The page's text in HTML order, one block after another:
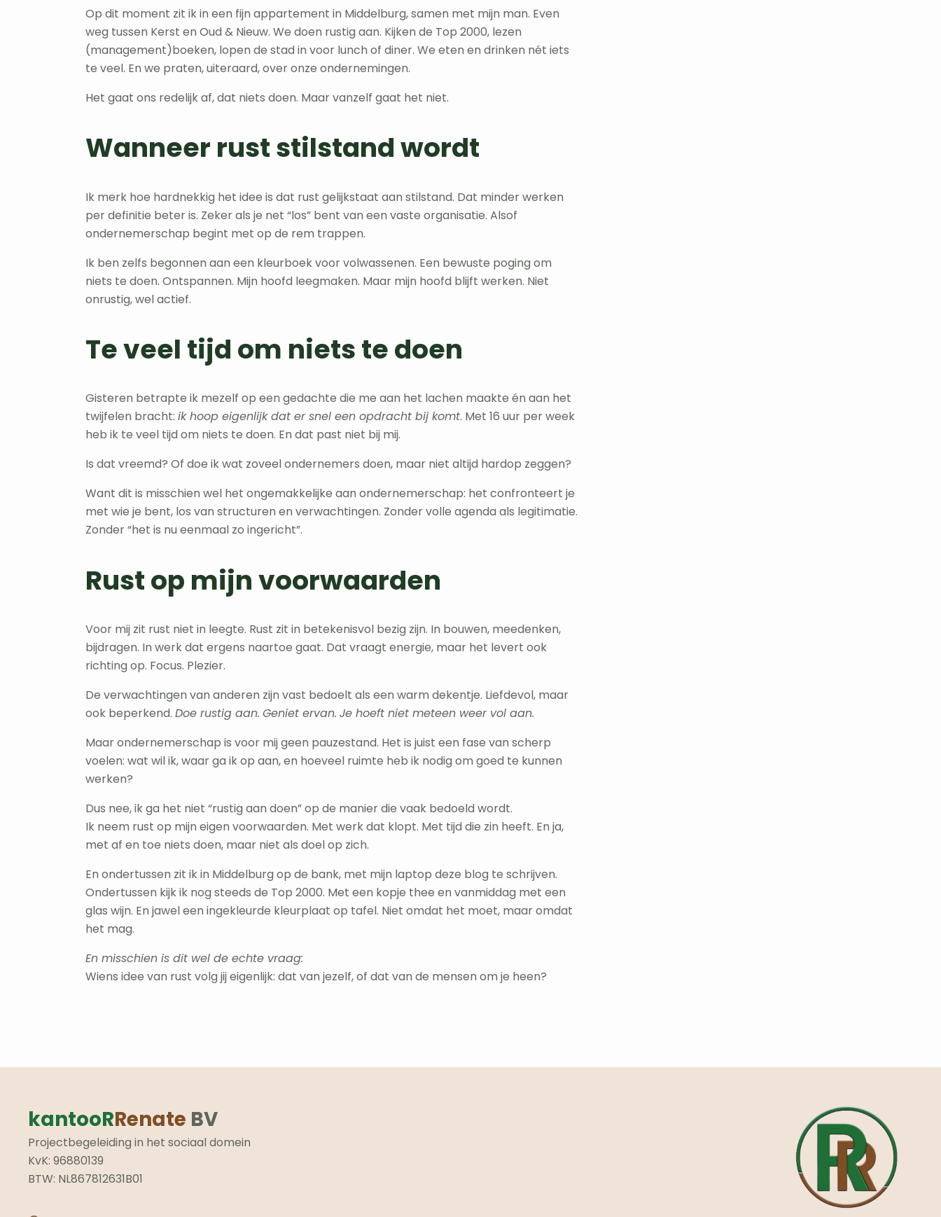
Op dit moment zit ik in een fijn appartement in Middelburg, samen met mijn man. Even
weg tussen Kerst en Oud & Nieuw. We doen rustig aan. Kijken de Top 2000, lezen
(management)boeken, lopen de stad in voor lunch of diner. We eten en drinken nét iets
te veel. En we praten, uiteraard, over onze ondernemingen.
Het gaat ons redelijk af, dat niets doen. Maar vanzelf gaat het niet.
Wanneer rust stilstand wordt
Ik merk hoe hardnekkig het idee is dat rust gelijkstaat aan stilstand. Dat minder werken
per definitie beter is. Zeker als je net “los” bent van een vaste organisatie. Alsof
ondernemerschap begint met op de rem trappen.
Ik ben zelfs begonnen aan een kleurboek voor volwassenen. Een bewuste poging om
niets te doen. Ontspannen. Mijn hoofd leegmaken. Maar mijn hoofd blijft werken. Niet
onrustig, wel actief.
Te veel tijd om niets te doen
Gisteren betrapte ik mezelf op een gedachte die me aan het lachen maakte én aan het
twijfelen bracht: ik hoop eigenlijk dat er snel een opdracht bij komt. Met 16 uur per week
heb ik te veel tijd om niets te doen. En dat past niet bij mij.
Is dat vreemd? Of doe ik wat zoveel ondernemers doen, maar niet altijd hardop zeggen?
Want dit is misschien wel het ongemakkelijke aan ondernemerschap: het confronteert je
met wie je bent, los van structuren en verwachtingen. Zonder volle agenda als legitimatie.
Zonder “het is nu eenmaal zo ingericht”.
Rust op mijn voorwaarden
Voor mij zit rust niet in leegte. Rust zit in betekenisvol bezig zijn. In bouwen, meedenken,
bijdragen. In werk dat ergens naartoe gaat. Dat vraagt energie, maar het levert ook
richting op. Focus. Plezier.
De verwachtingen van anderen zijn vast bedoelt als een warm dekentje. Liefdevol, maar
ook beperkend. Doe rustig aan. Geniet ervan. Je hoeft niet meteen weer vol aan.
Maar ondernemerschap is voor mij geen pauzestand. Het is juist een fase van scherp
voelen: wat wil ik, waar ga ik op aan, en hoeveel ruimte heb ik nodig om goed te kunnen
werken?
Dus nee, ik ga het niet “rustig aan doen” op de manier die vaak bedoeld wordt.
Ik neem rust op mijn eigen voorwaarden. Met werk dat klopt. Met tijd die zin heeft. En ja,
met af en toe niets doen, maar niet als doel op zich.
En ondertussen zit ik in Middelburg op de bank, met mijn laptop deze blog te schrijven.
Ondertussen kijk ik nog steeds de Top 2000. Met een kopje thee en vanmiddag met een
glas wijn. En jawel een ingekleurde kleurplaat op tafel. Niet omdat het moet, maar omdat
het mag.
En misschien is dit wel de echte vraag:
Wiens idee van rust volg jij eigenlijk: dat van jezelf, of dat van de mensen om je heen?
kantooRRenate BV
Projectbegeleiding in het sociaal domein
KvK: 96880139
BTW: NL867812631B01